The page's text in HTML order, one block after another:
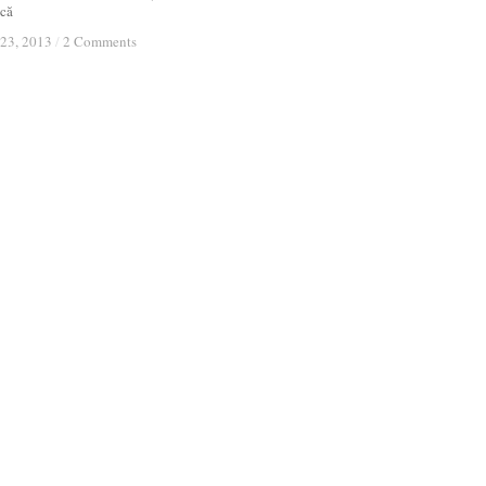
2013 / 2 Comments
2013 / 2 Comments